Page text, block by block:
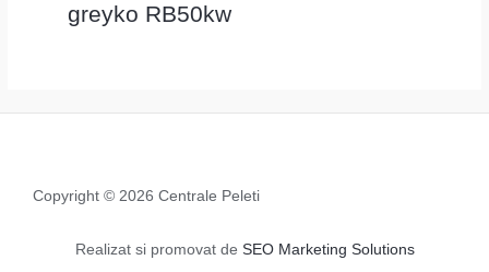
greyko RB50kw
Copyright © 2026 Centrale Peleti
Realizat si promovat de SEO Marketing Solutions